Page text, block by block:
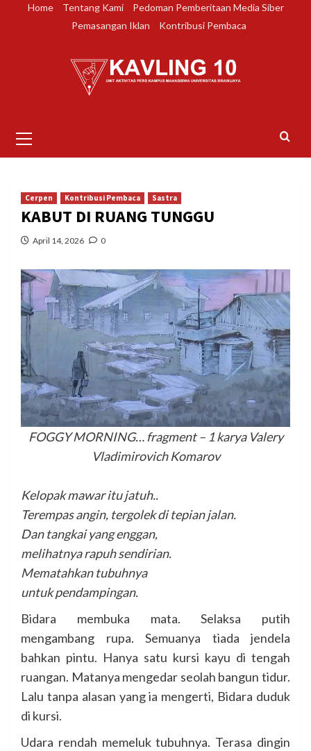
Home Tentang Kami
Pedoman Pemberitaan Media Siber
Pemasangan Iklan
Kontribusi Pembaca
Menu
Cerpen Kontribusi Pembaca Sastra
KABUT DI RUANG TUNGGU
April 14, 2026 0
FOGGY MORNING… fragment – 1 karya Valery
Vladimirovich Komarov
Kelopak mawar itu jatuh..
Terempas angin, tergolek di tepian jalan.
Dan tangkai yang enggan,
melihatnya rapuh sendirian.
Mematahkan tubuhnya
untuk pendampingan.
Bidara membuka mata. Selaksa putih
mengambang rupa. Semuanya tiada jendela
bahkan pintu. Hanya satu kursi kayu di tengah
ruangan. Matanya mengedar seolah bangun tidur.
Lalu tanpa alasan yang ia mengerti, Bidara duduk
di kursi.
Udara rendah memeluk tubuhnya. Terasa dingin